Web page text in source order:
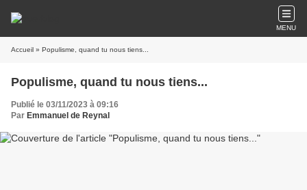
MENU
Accueil » Populisme, quand tu nous tiens...
Populisme, quand tu nous tiens...
Publié le 03/11/2023 à 09:16
Par Emmanuel de Reynal